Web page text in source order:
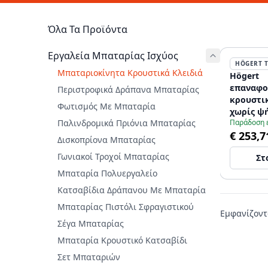
Όλα Τα Προϊόντα
Εργαλεία Μπαταρίας Ισχύος
Μπαταριοκίνητα Κρουστικά Κλειδιά
Περιστροφικά Δράπανα Μπαταρίας
Φωτισμός Με Μπαταρία
Παλινδρομικά Πριόνια Μπαταρίας
Δισκοπρίονα Μπαταρίας
Γωνιακοί Τροχοί Μπαταρίας
Μπαταρία Πολυεργαλείο
Κατσαβίδια Δράπανου Με Μπαταρία
Μπαταρίας Πιστόλι Σφραγιστικού
Σέγα Μπαταρίας
Μπαταρία Κρουστικό Κατσαβίδι
Σετ Μπαταριών
HÖGERT
Högert
χωρίς
για
Παράδοση
€